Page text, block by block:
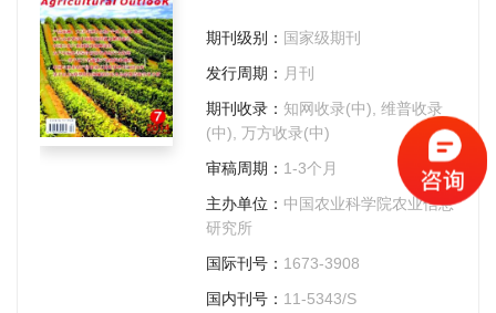
期刊级别： 国家级期刊
发行周期： 月刊
期刊收录： 知网收录(中), 维普收录
(中), 万方收录(中)
审稿周期： 1-3个月
主办单位： 中国农业科学院农业信息
研究所
国际刊号： 1673-3908
国内刊号： 11-5343/S